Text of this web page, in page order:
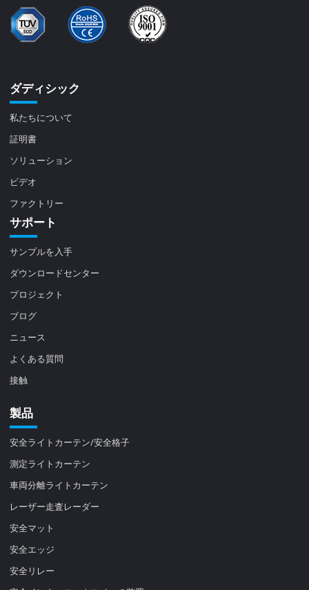
ダディシック
私たちについて
証明書
ソリューション
ビデオ
ファクトリー
サポート
サンプルを入手
ダウンロードセンター
プロジェクト
ブログ
ニュース
よくある質問
接触
製品
安全ライトカーテン/安全格子
測定ライトカーテン
車両分離ライトカーテン
レーザー走査レーダー
安全マット
安全エッジ
安全リレー